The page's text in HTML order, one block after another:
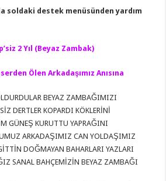
soldaki destek menüsünden yardım
2 Yıl (Beyaz Zambak)
Ölen Arkadaşımız Anısına
BEYAZ ZAMBAĞIMIZI
DERTLER KOPARDI KÖKLERİNİ
GÜNEŞ KURUTTU YAPRAĞINI
ARKADAŞIMIZ CAN YOLDAŞIMIZ
DOĞMAYAN BAHARLARI YAZLARI
SANAL BAHÇEMİZİN BEYAZ ZAMBAĞI